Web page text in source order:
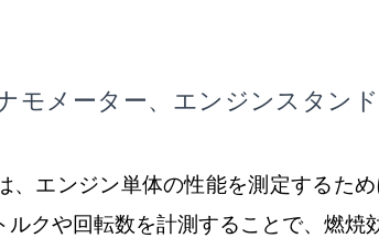
モメーター、エンジンスタン
、エンジン単体の性能を測定するた
クや回転数を計測することで、燃焼